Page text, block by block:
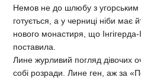
Немов не до шлюбу з угорським
готується, а у черниці ніби має
нового монастиря, що
поставила.
Лине журливий погляд дівочих
собі розради. Лине ген, аж за